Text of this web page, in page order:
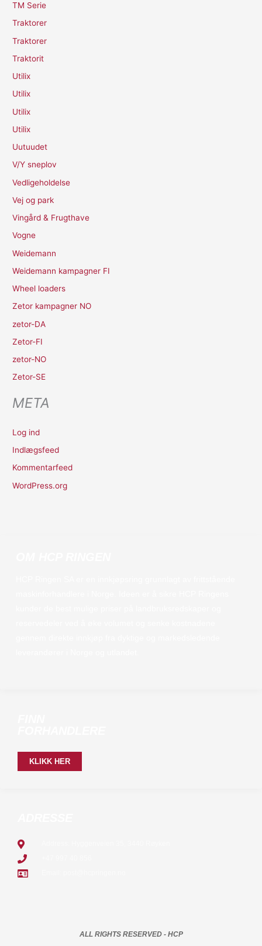
TM Serie
Traktorer
Traktorer
Traktorit
Utilix
Utilix
Utilix
Utilix
Uutuudet
V/Y sneplov
Vedligeholdelse
Vej og park
Vingård & Frugthave
Vogne
Weidemann
Weidemann kampagner FI
Wheel loaders
Zetor kampagner NO
zetor-DA
Zetor-FI
zetor-NO
Zetor-SE
META
Log ind
Indlægsfeed
Kommentarfeed
WordPress.org
KLIKK HER
ALL RIGHTS RESERVED - HCP